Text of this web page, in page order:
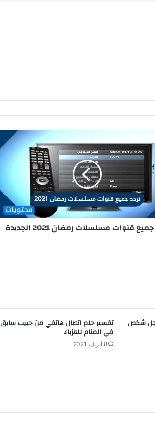
قنوات مسلسلات رمضان 2021 الجديدة
شخص تفسير حلم اتصال هاتفي من حبيب سابق
في المنام للعزباء
8 أبريل، 2021